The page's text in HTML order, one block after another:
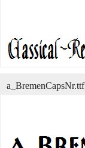
a_BremenCapsNr.ttf